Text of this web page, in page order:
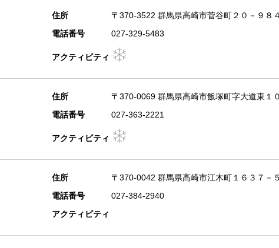
住所
〒370-3522 群馬県高崎市菅谷町２０－９８４
電話番号
027-329-5483
アクティビティ
住所
〒370-0069 群馬県高崎市飯塚町字大道東１
電話番号
027-363-2221
アクティビティ
住所
〒370-0042 群馬県高崎市江木町１６３７－５
電話番号
027-384-2940
アクティビティ